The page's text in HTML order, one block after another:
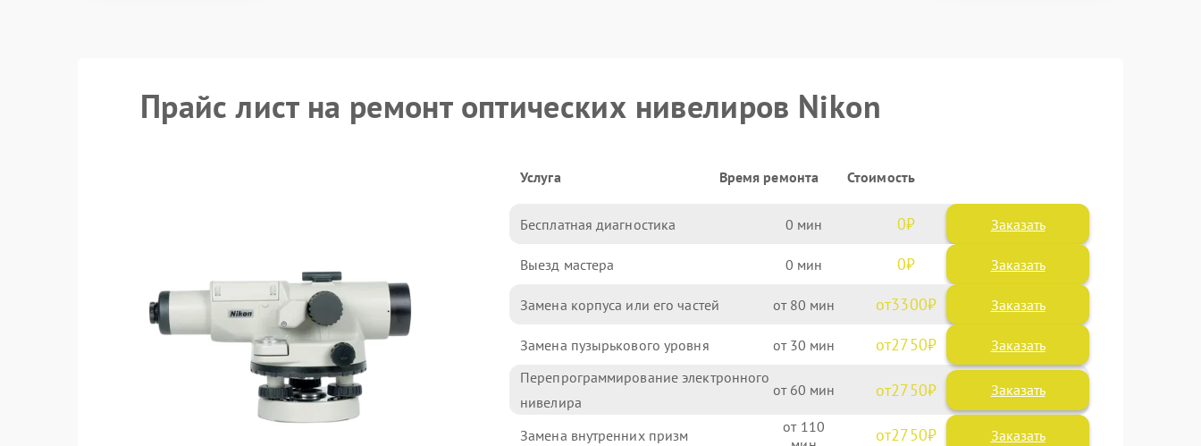
Прайс лист на ремонт оптических нивелиров Nikon
Услуга Время ремонта Стоимость
Бесплатная диагностика 0 0 Заказать
Выезд мастера 0 0 Заказать
Замена корпуса или его частей 80 3300
Замена пузырькового уровня 30 2750
Перепрограммирование электронного
нивелира
60 2750
Замена внутренних призм 110 2750